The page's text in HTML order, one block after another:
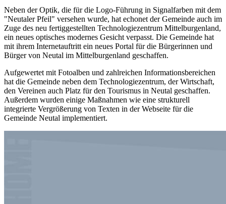
Neben der Optik, die für die Logo-Führung in Signalfarben mit dem
"Neutaler Pfeil" versehen wurde, hat echonet der Gemeinde auch im
Zuge des neu fertiggestellten Technologiezentrum Mittelburgenland,
ein neues optisches modernes Gesicht verpasst. Die Gemeinde hat
mit ihrem Internetauftritt ein neues Portal für die Bürgerinnen und
Bürger von Neutal im Mittelburgenland geschaffen.
Aufgewertet mit Fotoalben und zahlreichen Informationsbereichen
hat die Gemeinde neben dem Technologiezentrum, der Wirtschaft,
den Vereinen auch Platz für den Tourismus in Neutal geschaffen.
Außerdem wurden einige Maßnahmen wie eine strukturell
integrierte Vergrößerung von Texten in der Webseite für die
Gemeinde Neutal implementiert.